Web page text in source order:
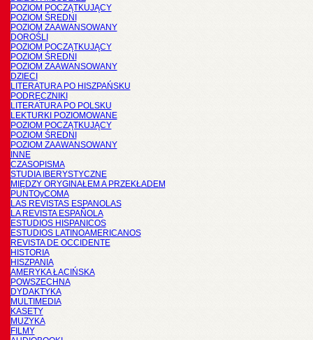
POZIOM POCZĄTKUJĄCY
POZIOM ŚREDNI
POZIOM ZAAWANSOWANY
DOROŚLI
POZIOM POCZĄTKUJĄCY
POZIOM ŚREDNI
POZIOM ZAAWANSOWANY
DZIECI
LITERATURA PO HISZPAŃSKU
PODRĘCZNIKI
LITERATURA PO POLSKU
LEKTURKI POZIOMOWANE
POZIOM POCZĄTKUJĄCY
POZIOM ŚREDNI
POZIOM ZAAWANSOWANY
INNE
CZASOPISMA
STUDIA IBERYSTYCZNE
MIĘDZY ORYGINAŁEM A PRZEKŁADEM
PUNTOyCOMA
LAS REVISTAS ESPANOLAS
LA REVISTA ESPAÑOLA
ESTUDIOS HISPANICOS
ESTUDIOS LATINOAMERICANOS
REVISTA DE OCCIDENTE
HISTORIA
HISZPANIA
AMERYKA ŁACIŃSKA
POWSZECHNA
DYDAKTYKA
MULTIMEDIA
KASETY
MUZYKA
FILMY